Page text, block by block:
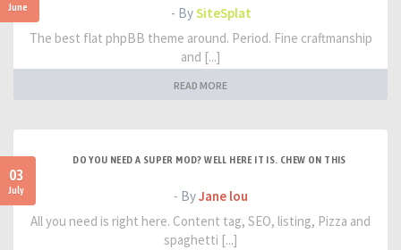
June - BySiteSplat
The best flat phpBB theme around. Period. Fine craftmanship
and [...]
READ MORE
03
July
DO YOU NEED A SUPER MOD? WELL HERE IT IS. CHEW ON THIS
- ByJane lou
All you need is right here. Content tag, SEO, listing, Pizza and
spaghetti [...]